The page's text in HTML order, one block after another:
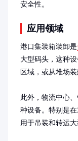
安全性。
应用领域
港口集装箱装卸是
大型码头，这种
区域，或从堆场装
此外，物流中心
种设备。特别是
用于吊装和转运大